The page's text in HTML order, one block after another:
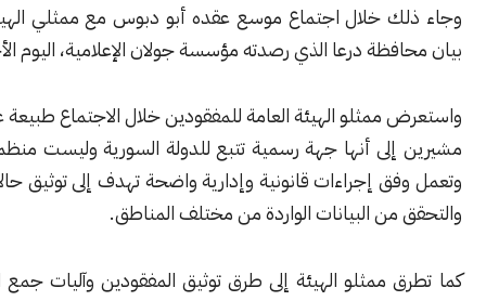
خلال اجتماع موسع عقده أبو دبوس مع ممثلي الهيئة، بحسب
درعا الذي رصدته مؤسسة جولان الإعلامية، اليوم الأحد.
ممثلو الهيئة العامة للمفقودين خلال الاجتماع طبيعة عمل الهيئة،
أنها جهة رسمية تتبع للدولة السورية وليست منظمة إنسانية،
إجراءات قانونية وإدارية واضحة تهدف إلى توثيق حالات الفقدان
من البيانات الواردة من مختلف المناطق.
ممثلو الهيئة إلى طرق توثيق المفقودين وآليات جمع المعلومات،